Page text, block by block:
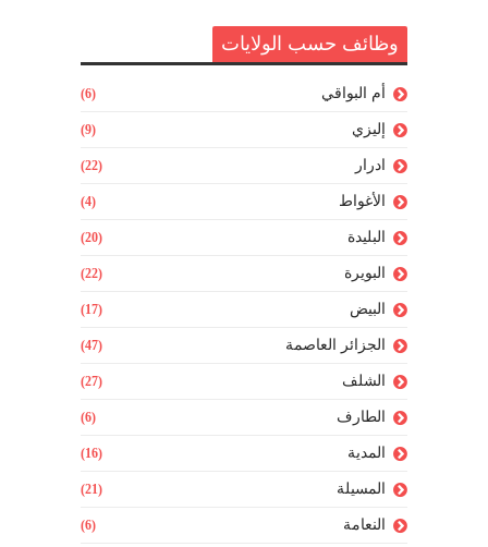
وظائف حسب الولايات
أم البواقي (6)
إليزي (9)
ادرار (22)
الأغواط (4)
البليدة (20)
البويرة (22)
البيض (17)
الجزائر العاصمة (47)
الشلف (27)
الطارف (6)
المدية (16)
المسيلة (21)
النعامة (6)